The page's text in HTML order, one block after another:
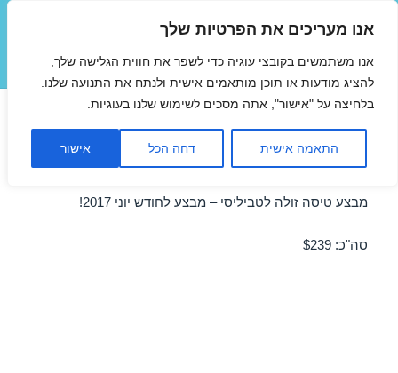
אנו מעריכים את הפרטיות שלך
אנו משתמשים בקובצי עוגיה כדי לשפר את חווית הגלישה שלך,
להציג מודעות או תוכן מותאמים אישית ולנתח את התנועה שלנו.
בלחיצה על "אישור", אתה מסכים לשימוש שלנו בעוגיות.
התאמה אישית דחה הכל אישור
תפריטים
ווידג'טים
טיסות לטביליסי ברגע האחרון
ביוני 26/06/2017
מבצע טיסה זולה לטביליסי – מבצע לחודש יוני 2017!
סה"כ: $239